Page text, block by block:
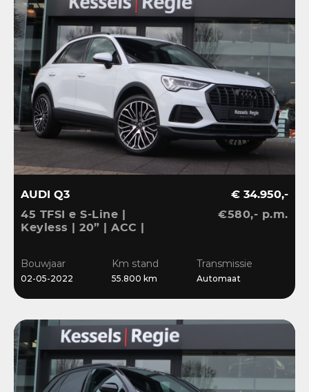
AUDI Q3
45 TFSI e S-Line |
Keyless | 20” | ACC |
€ 34.950,-
€580,- p.m.
Bouwjaar
02-05-2022
Km stand
55.800 km
Transmissie
Automaat